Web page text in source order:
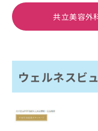
共立美容外
ウェルネスビ